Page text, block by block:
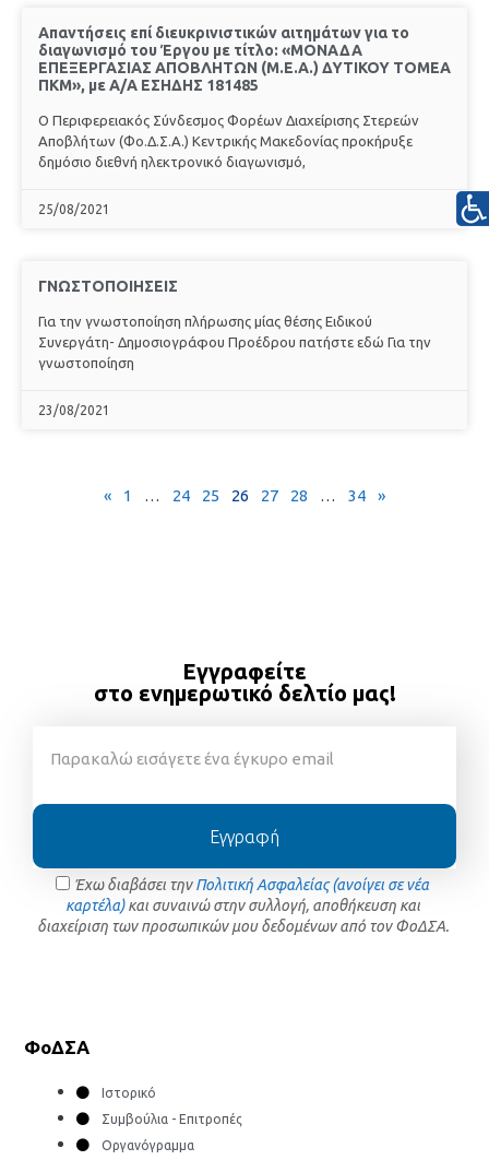
Απαντήσεις επί διευκρινιστικών αιτημάτων για το
διαγωνισμό του Έργου με τίτλο: «ΜΟΝΑΔΑ
ΕΠΕΞΕΡΓΑΣΙΑΣ ΑΠΟΒΛΗΤΩΝ (Μ.Ε.Α.) ΔΥΤΙΚΟΥ ΤΟΜΕΑ
ΠΚΜ», με Α/Α ΕΣΗΔΗΣ 181485
Ο Περιφερειακός Σύνδεσμος Φορέων Διαχείρισης Στερεών
Αποβλήτων (Φο.Δ.Σ.Α.) Κεντρικής Μακεδονίας προκήρυξε
δημόσιο διεθνή ηλεκτρονικό διαγωνισμό,
25/08/2021
ΓΝΩΣΤΟΠΟΙΗΣΕΙΣ
Για την γνωστοποίηση πλήρωσης μίας θέσης Ειδικού
Συνεργάτη- Δημοσιογράφου Προέδρου πατήστε εδώ Για την
γνωστοποίηση
23/08/2021
« 1 … 24 25 26 27 28 … 34 »
Εγγραφείτε
στο ενημερωτικό δελτίο μας!
Έχω διαβάσει τηνΠολιτική Ασφαλείας (ανοίγει σε νέα
καρτέλα)και συναινώ στην συλλογή, αποθήκευση και
διαχείριση των προσωπικών μου δεδομένων από τον ΦοΔΣΑ.
Εγγραφή
ΦοΔΣΑ
Ιστορικό
Συμβούλια - Επιτροπές
Οργανόγραμμα